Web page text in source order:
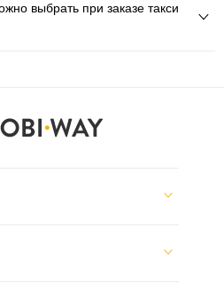
выбрать при заказе такси